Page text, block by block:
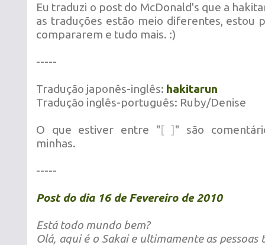
Eu traduzi o post do McDonald's que a
as traduções estão meio diferentes, estou
compararem e tudo mais. :)
-----
Tradução japonês-inglês: hakitarun
Tradução inglês-português: Ruby/Denise
O que estiver entre " [ ] " são
minhas.
-----
Post do dia 16 de Fevereiro de 2010
Está todo mundo bem?
Olá, aqui é o Sakai e ultimamente as